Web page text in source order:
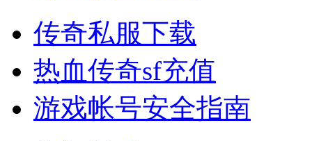
传奇私服下载
热血传奇sf充值
游戏帐号安全指南